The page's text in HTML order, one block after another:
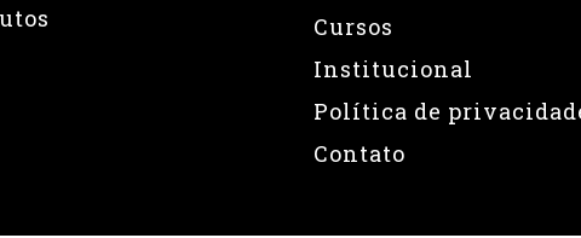
Cursos
Institucional
Política de
Contato